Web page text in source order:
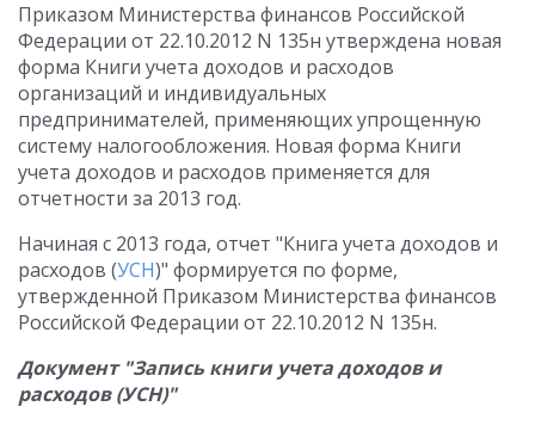
Приказом Министерства финансов Российской
Федерации от 22.10.2012 N 135н утверждена новая
форма Книги учета доходов и расходов
организаций и индивидуальных
предпринимателей, применяющих упрощенную
систему налогообложения. Новая форма Книги
учета доходов и расходов применяется для
отчетности за 2013 год.
Начиная с 2013 года, отчет "Книга учета доходов и
расходов (УСН)" формируется по форме,
утвержденной Приказом Министерства финансов
Российской Федерации от 22.10.2012 N 135н.
Документ "Запись книги учета доходов и
расходов (УСН)"